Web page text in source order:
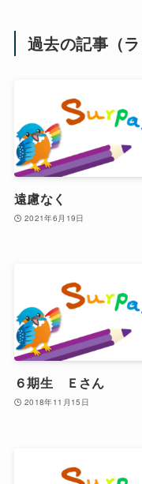
過去の記事（ラ
遠慮なく
2021年6月19日
６期生 Ｅさん
2018年11月15日